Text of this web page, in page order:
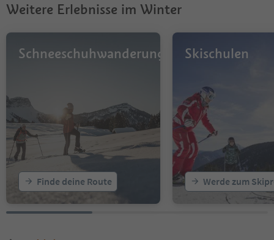
Weitere Erlebnisse im Winter
Schneeschuhwanderungen
Finde deine Route
Skischulen
Werde zum